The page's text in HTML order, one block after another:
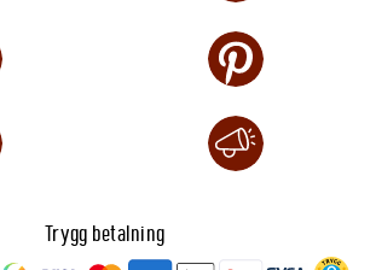
Trygg betalning